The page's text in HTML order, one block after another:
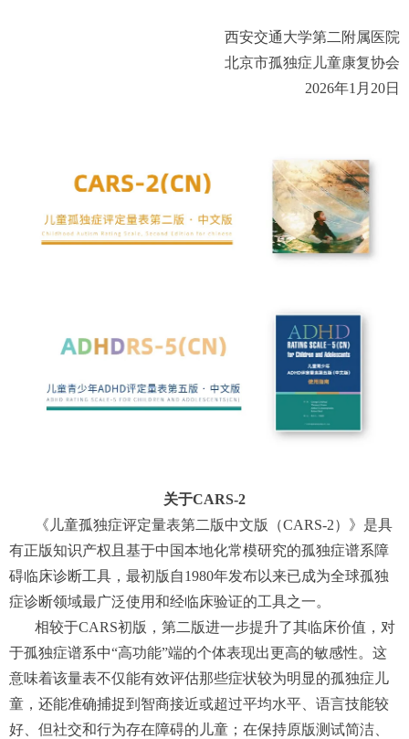
西安交通大学第二附属医院
北京市孤独症儿童康复协会
2026年1月20日
关于CARS-2
《儿童孤独症评定量表第二版中文版（CARS-2）》是具
有正版知识产权且基于中国本地化常模研究的孤独症谱系障
碍临床诊断工具，最初版自1980年发布以来已成为全球孤独
症诊断领域最广泛使用和经临床验证的工具之一。
相较于CARS初版，第二版进一步提升了其临床价值，对
于孤独症谱系中“高功能”端的个体表现出更高的敏感性。这
意味着该量表不仅能有效评估那些症状较为明显的孤独症儿
童，还能准确捕捉到智商接近或超过平均水平、语言技能较
好、但社交和行为存在障碍的儿童；在保持原版测试简洁、